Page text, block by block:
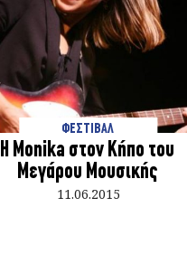
ΦΕΣΤΙΒΑΛ
H Monika στον Κήπο του
Μεγάρου Μουσικής
11.06.2015